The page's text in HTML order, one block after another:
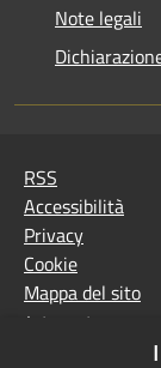
Note legali
RSS
Accessibilità
Privacy
Cookie
Mappa del sito
Intranet